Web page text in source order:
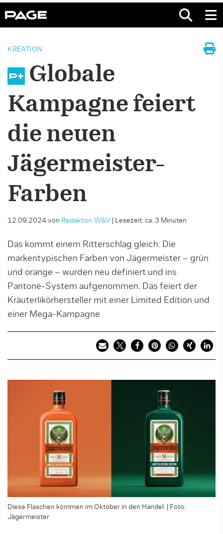
KREATION
Globale
Kampagne feiert
die neuen
Jägermeister-
Farben
12.09.2024 von Redaktion W&V Lesezeit: ca. 3 Minuten
Das kommt einem Ritterschlag gleich: Die
markentypischen Farben von Jägermeister – grün
und orange – wurden neu definiert und ins
Pantone-System aufgenommen. Das feiert der
Kräuterlikörhersteller mit einer Limited Edition und
einer Mega-Kampagne
Diese Flaschen kommen im Oktober in den Handel. | Foto:
Jägermeister